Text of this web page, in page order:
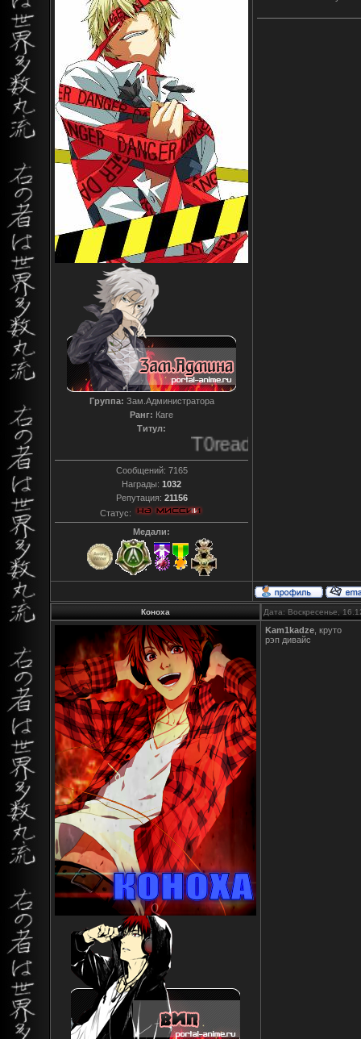
Группа: Зам.Администратора
Ранг: Каге
Титул:
T0reador xD
Сообщений: 7165
Награды: 1032
Репутация: 21156
Статус:
Медали:
Коноха Дата: Воскресенье,
Kam1kadze , круто
рэп дивайс